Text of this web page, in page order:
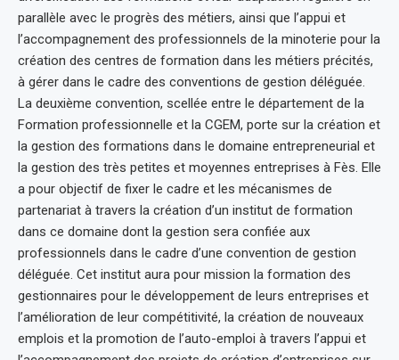
parallèle avec le progrès des métiers, ainsi que l’appui et
l’accompagnement des professionnels de la minoterie pour la
création des centres de formation dans les métiers précités,
à gérer dans le cadre des conventions de gestion déléguée.
La deuxième convention, scellée entre le département de la
Formation professionnelle et la CGEM, porte sur la création et
la gestion des formations dans le domaine entrepreneurial et
la gestion des très petites et moyennes entreprises à Fès. Elle
a pour objectif de fixer le cadre et les mécanismes de
partenariat à travers la création d’un institut de formation
dans ce domaine dont la gestion sera confiée aux
professionnels dans le cadre d’une convention de gestion
déléguée. Cet institut aura pour mission la formation des
gestionnaires pour le développement de leurs entreprises et
l’amélioration de leur compétitivité, la création de nouveaux
emplois et la promotion de l’auto-emploi à travers l’appui et